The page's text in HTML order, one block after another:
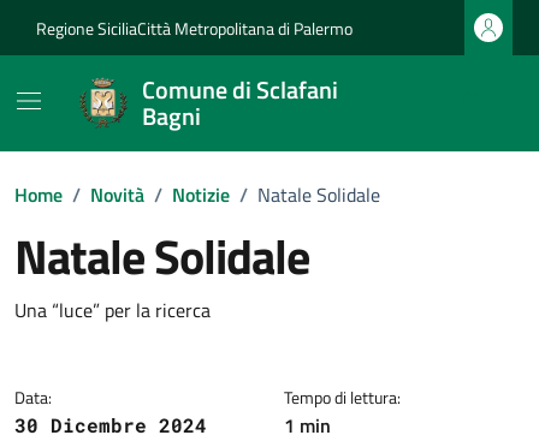
Regione SiciliaCittà Metropolitana di Palermo
Comune di Sclafani
Bagni
Home / Novità / Notizie / Natale Solidale
Natale Solidale
Dettagli della notizia
Una “luce” per la ricerca
Data:
30 Dicembre 2024
Tempo di lettura:
1 min